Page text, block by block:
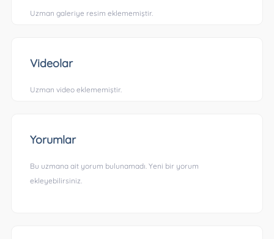
Uzman galeriye resim eklememiştir.
Videolar
Uzman video eklememiştir.
Yorumlar
Bu uzmana ait yorum bulunamadı. Yeni bir yorum
ekleyebilirsiniz.